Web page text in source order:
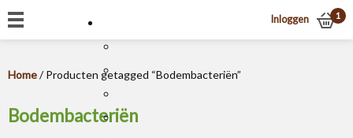
Inloggen 1
Home/ Producten getagged “Bodembacteriën”
Bodembacteriën